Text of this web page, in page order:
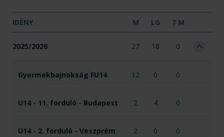
IDÉNY M LG 7 M
2025/2026 27 18 0
Gyermekbajnokság FU14 12 0 0
U14 - 11. forduló - Budapest 2 4 0
U14 - 2. forduló - Veszprém 2 0 0